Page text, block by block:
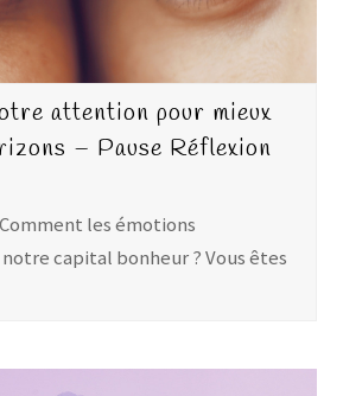
attention pour mieux
– Pause Réflexion
les émotions
capital bonheur ? Vous êtes